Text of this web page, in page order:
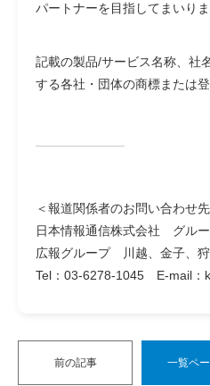
パートナーを目指してまいりま
記載の製品/サービス名称、社
する各社・団体の商標または登
＜報道関係者のお問い合わせ先
日本情報通信株式会社 グル
広報グループ 川越、金子、
Tel：03-6278-1045 E-mail：
前の記事 一覧ペ